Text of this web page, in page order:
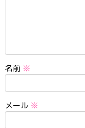
名前 ※
メール ※